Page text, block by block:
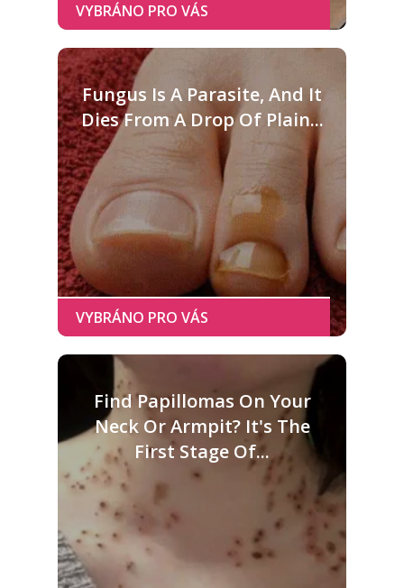
Fungus Is A Parasite, And It
Dies From A Drop Of Plain...
Find Papillomas On Your
Neck Or Armpit? It's The
First Stage Of...